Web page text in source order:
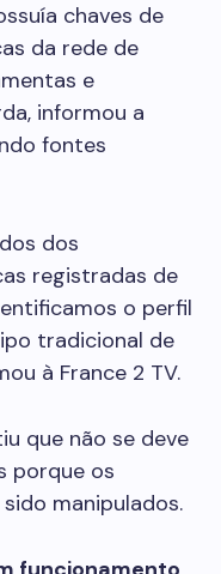
chaves de
da rede de
e
informou a
fontes
dos
registradas de
o perfil
tradicional de
à France 2 TV.
que não se deve
porque os
manipulados.